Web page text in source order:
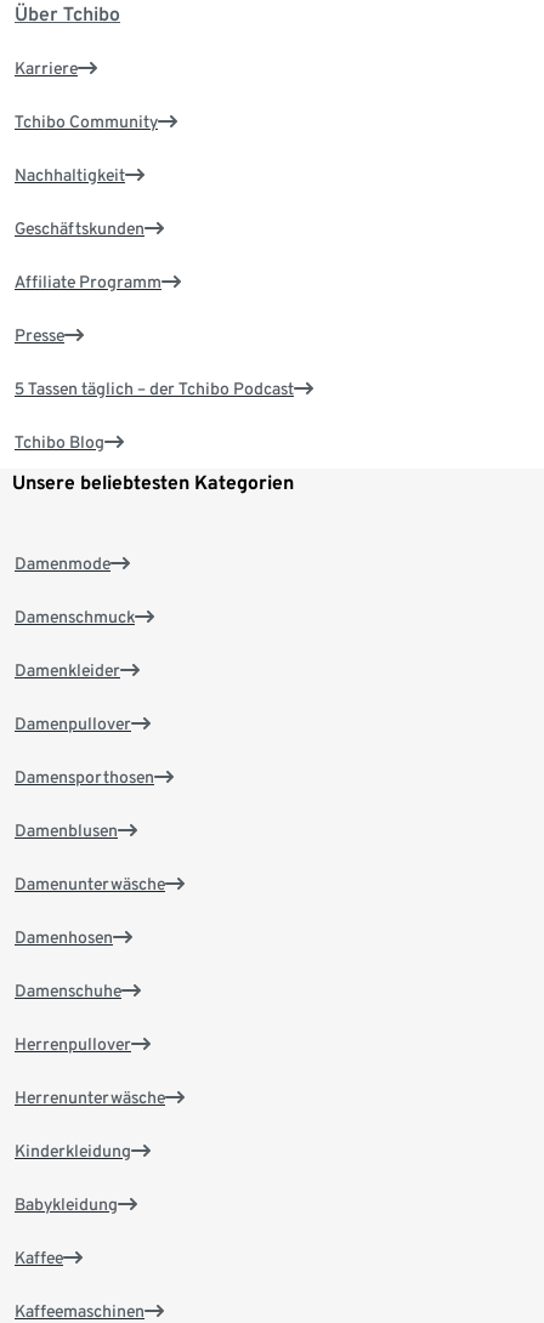
Über Tchibo
Karriere
Tchibo Community
Nachhaltigkeit
Geschäftskunden
Affiliate Programm
Presse
5 Tassen täglich – der Tchibo Podcast
Tchibo Blog
Unsere beliebtesten Kategorien
Damenmode
Damenschmuck
Damenkleider
Damenpullover
Damensporthosen
Damenblusen
Damenunterwäsche
Damenhosen
Damenschuhe
Herrenpullover
Herrenunterwäsche
Kinderkleidung
Babykleidung
Kaffee
Kaffeemaschinen